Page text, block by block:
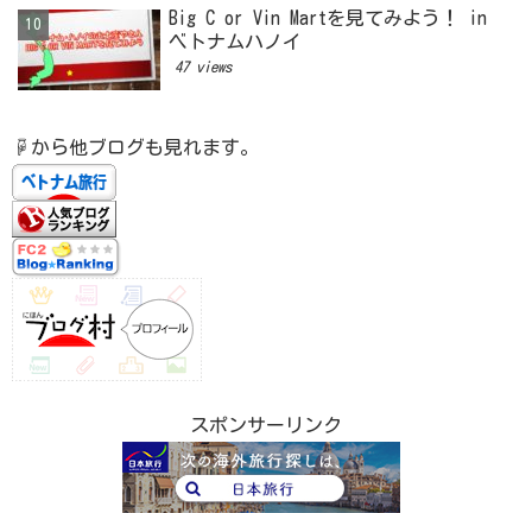
Big C or Vin Martを見てみよう！ in
ベトナムハノイ
47 views
☟から他ブログも見れます。
スポンサーリンク